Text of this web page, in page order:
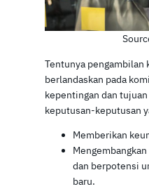
Tentunya
berlandaskan pada
kepentingan dan
keputusan-keputusan
Memberikan
dan berpotensi
baru.